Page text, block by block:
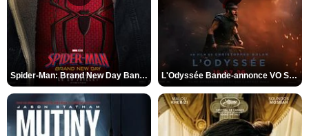
Spider-Man: Brand New Day Bande-annonce VO STFR L'Odyssée Bande-annonce VO STFR